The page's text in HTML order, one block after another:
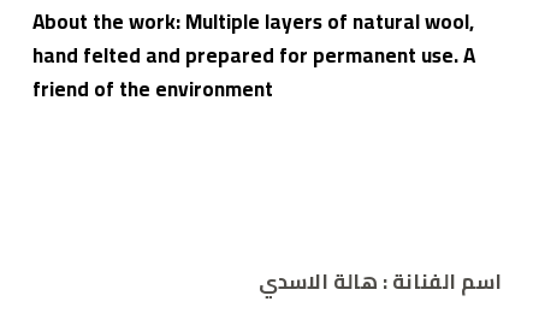
About the work: Multiple layers of natural wool,
hand felted and prepared for permanent use. A
friend of the environment
اسم الفنانة: هالة الاسدي